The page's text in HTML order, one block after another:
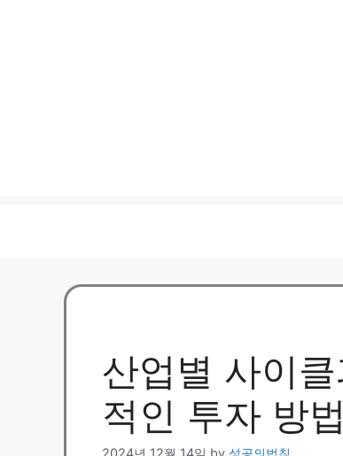
산업별 사이
적인 투자 방